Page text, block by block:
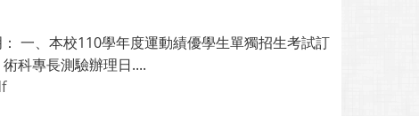
一、本校110學年度運動績優學生單獨招生考試訂
科專長測驗辦理日....